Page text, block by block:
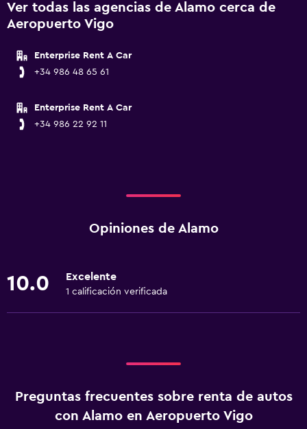
Ver todas las agencias de Alamo cerca de
Aeropuerto Vigo
Enterprise Rent A Car
+34 986 48 65 61
Enterprise Rent A Car
+34 986 22 92 11
Opiniones de Alamo
10.0 Excelente
1 calificación verificada
Preguntas frecuentes sobre renta de autos
con Alamo en Aeropuerto Vigo